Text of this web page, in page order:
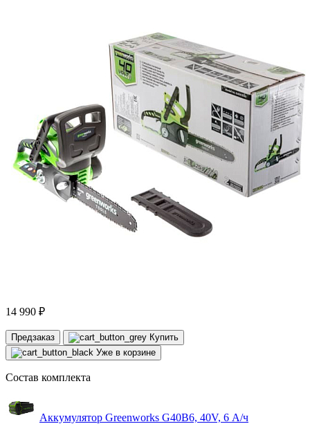
14 990 ₽
Предзаказ
Купить
Уже в корзине
Состав комплекта
Аккумулятор Greenworks G40B6, 40V, 6 А/ч